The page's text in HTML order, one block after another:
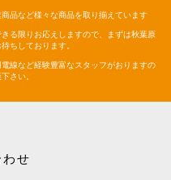
品など様々な商品を取り揃えています
る限りお応えしますので、まずは秋葉原
ちしております。
線など経験豊富なスタッフがおりますの
さい。
せ